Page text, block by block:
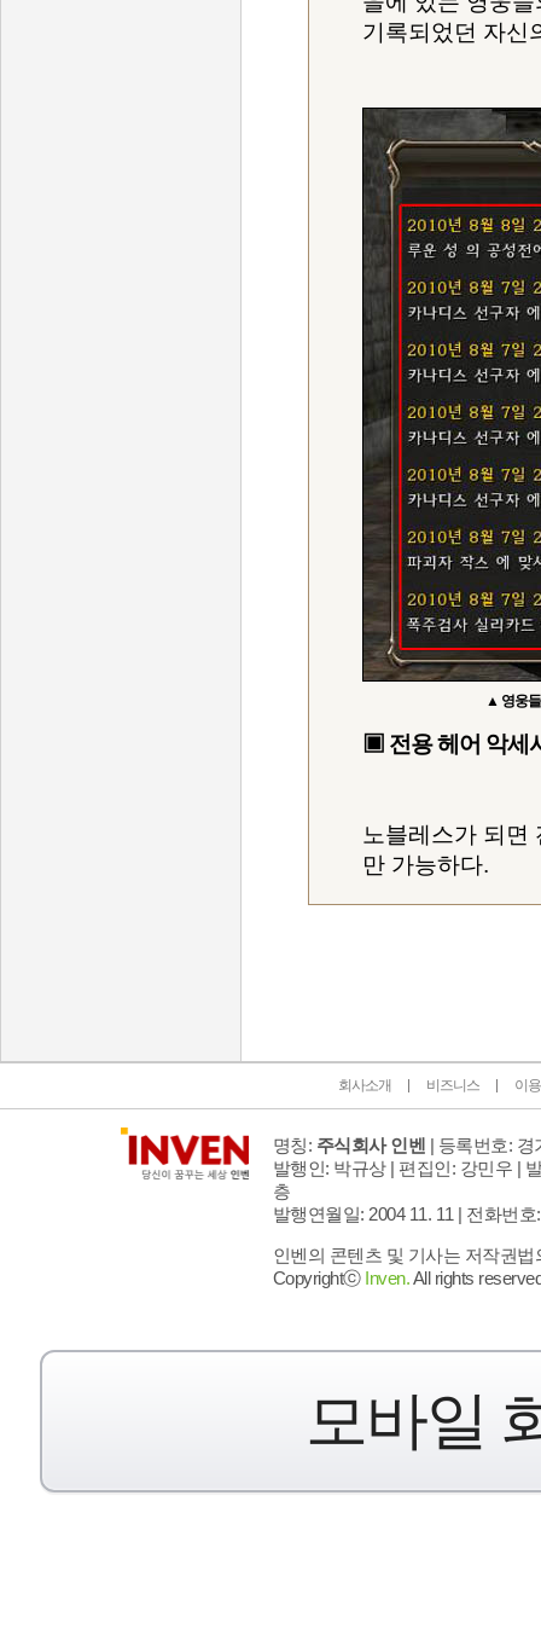
기록되었던 자신
▲ 영웅들
▣ 전용 헤어 악세
노블레스가 되면
만 가능하다.
회사소개 비즈니스 이
명칭: 주식회사 인벤 | 등록번호: 경
발행인: 박규상 | 편집인: 강민우 |
층
발행연월일: 2004 11. 11 | 전화번호
인벤의 콘텐츠 및 기사는 저작권
Copyrightⓒ Inven.All rights
모바일